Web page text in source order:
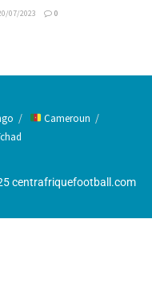
07/2023 0
Cameroun
centrafriquefootball.com